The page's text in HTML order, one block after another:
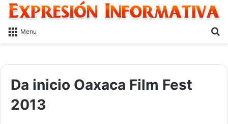
Menu
Da inicio Oaxaca Film Fest
2013